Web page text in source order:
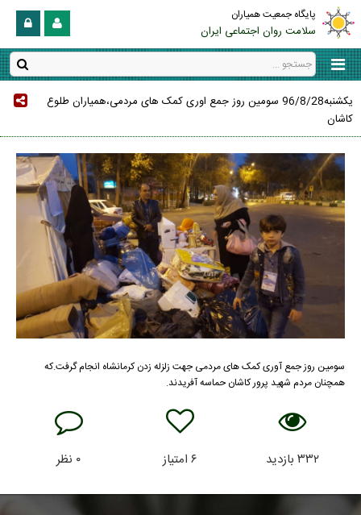
پایگاه جمعیت همیاران
سلامت روان اجتماعی ایران
یکشنبه96/8/28 سومین روز جمع اوری کمک های مردمی،همیاران طلوع
کاشان
سومین روز جمع آوری کمک های مردمی جهت زلزله زدن کرمانشاه انجام گرفت.که
همچنان مردم شهید پرور کاشان حماسه آفریدند.
۳۳۲ بازدید ۶امتیاز ۰ نظر